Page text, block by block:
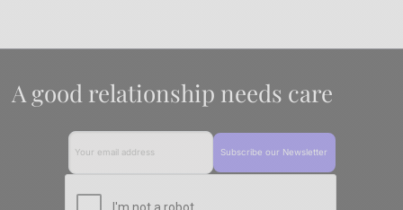
A good relationship needs care